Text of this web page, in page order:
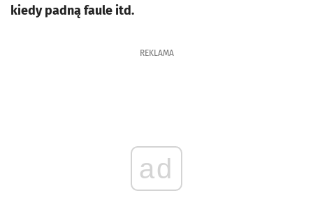
kiedy padną faule itd.
REKLAMA
ad